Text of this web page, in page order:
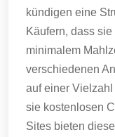
kündigen eine
Käufern, dass
minimalem
verschiedenen
auf einer
sie kostenlosen
Sites bieten